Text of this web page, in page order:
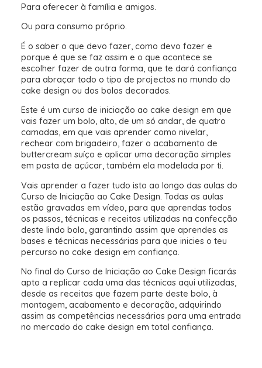
Para oferecer à família e amigos.
Ou para consumo próprio.
É o saber o que devo fazer, como devo fazer e
porque é que se faz assim e o que acontece se
escolher fazer de outra forma, que te dará confiança
para abraçar todo o tipo de projectos no mundo do
cake design ou dos bolos decorados.
Este é um curso de iniciação ao cake design em que
vais fazer um bolo, alto, de um só andar, de quatro
camadas, em que vais aprender como nivelar,
rechear com brigadeiro, fazer o acabamento de
buttercream suíço e aplicar uma decoração simples
em pasta de açúcar, também ela modelada por ti.
Vais aprender a fazer tudo isto ao longo das aulas do
Curso de Iniciação ao Cake Design. Todas as aulas
estão gravadas em vídeo, para que aprendas todos
os passos, técnicas e receitas utilizadas na confecção
deste lindo bolo, garantindo assim que aprendes as
bases e técnicas necessárias para que inicies o teu
percurso no cake design em confiança.
No final do Curso de Iniciação ao Cake Design ficarás
apto a replicar cada uma das técnicas aqui utilizadas,
desde as receitas que fazem parte deste bolo, à
montagem, acabamento e decoração, adquirindo
assim as competências necessárias para uma entrada
no mercado do cake design em total confiança.